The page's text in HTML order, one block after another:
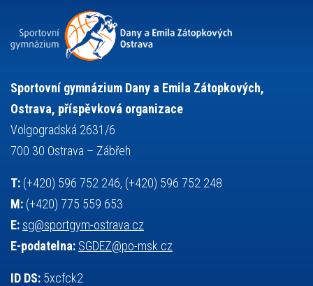
snowboarding
sportovní gymnastika sportovní lezení
stolní tenis střelba
teorie sportovní přípravy
tělesná výchova
událost
volejbal
vybavení vysvědčení vzpírání
výuka všesportovní výcvikový kurz
základy společenských věd
Sportovní gymnázium Dany a Emila Zátopkových,
Ostrava, příspěvková organizace
Volgogradská 2631/6
700 30 Ostrava – Zábřeh
T: (+420) 596 752 246, (+420) 596 752 248
M: (+420) 775 559 653
E: sg@sportgym-ostrava.cz
E-podatelna: SGDEZ@po-msk.cz
ID DS: 5xcfck2